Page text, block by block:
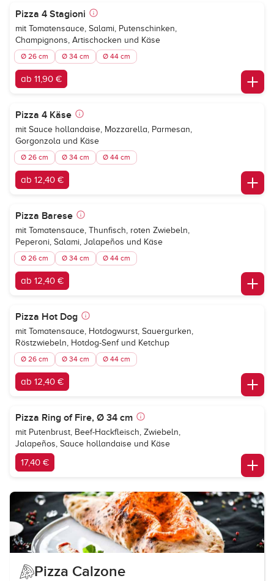
Pizza 4 Stagioni
mit Tomatensauce, Salami, Putenschinken,
Champignons, Artischocken und Käse
Ø 26 cm Ø 34 cm Ø 44 cm
ab 11,90 €
Pizza 4 Käse
mit Sauce hollandaise, Mozzarella, Parmesan,
Gorgonzola und Käse
Ø 26 cm Ø 34 cm Ø 44 cm
ab 12,40 €
Pizza Barese
mit Tomatensauce, Thunfisch, roten Zwiebeln,
Peperoni, Salami, Jalapeños und Käse
Ø 26 cm Ø 34 cm Ø 44 cm
ab 12,40 €
Pizza Hot Dog
mit Tomatensauce, Hotdogwurst, Sauergurken,
Röstzwiebeln, Hotdog-Senf und Ketchup
Ø 26 cm Ø 34 cm Ø 44 cm
ab 12,40 €
Pizza Ring of Fire, Ø 34 cm
mit Putenbrust, Beef-Hackfleisch, Zwiebeln,
Jalapeños, Sauce hollandaise und Käse
17,40 €
Pizza Calzone